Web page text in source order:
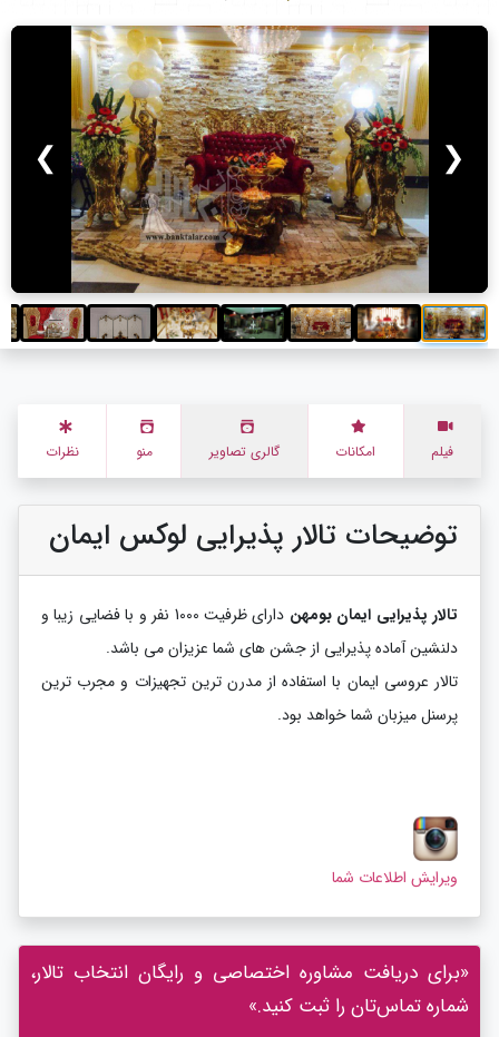
❮
❯
فیلم امکانات گالری تصاویر منو نظرات
توضیحات تالار پذیرایی لوکس ایمان
تالار پذیرایی ایمان بومهن
دارای ظرفیت 1000 نفر و با فضایی زیبا و
دلنشین آماده پذیرایی از جشن های شما عزیزان می باشد.
تالار عروسی ایمان با استفاده از مدرن ترین تجهیزات و مجرب ترین
پرسنل میزبان شما خواهد بود.
ویرایش اطلاعات شما
«برای دریافت مشاوره اختصاصی و رایگان انتخاب تالار،
شماره تماس‌تان را ثبت کنید.»